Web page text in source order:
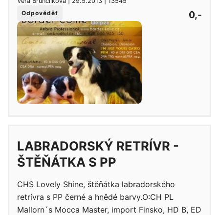
Odpovědět
0,-
LABRADORSKÝ RETRÍVR -
ŠTĚŇÁTKA S PP
CHS Lovely Shine, štěňátka labradorského
retrívra s PP černé a hnědé barvy.O:CH PL
Mallorn´s Mocca Master, import Finsko, HD B, ED